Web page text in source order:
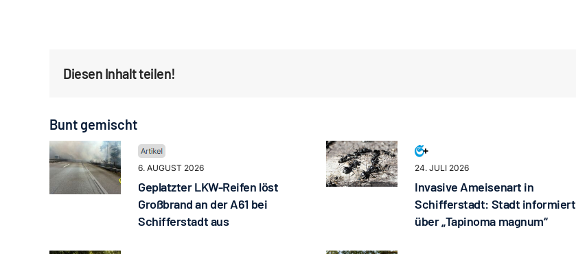
Diesen Inhalt teilen!
Bunt gemischt
6. AUGUST 2026
Geplatzter LKW-Reifen löst
Großbrand an der A61 bei
Schifferstadt aus
24. JULI 2026
Invasive Ameisenart in
Schifferstadt: Stadt informiert
über „Tapinoma magnum“